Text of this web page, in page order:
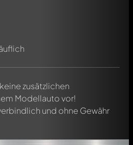
zusätzlichen
Modellauto vor!
und ohne Gewähr
Kommentar zu diesem Modell!
allen Mitgliedern diskutiert
Mitglieder durch die